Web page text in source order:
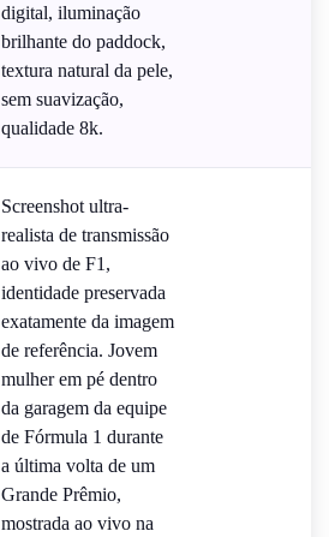
digital, iluminação
brilhante do paddock,
textura natural da pele,
sem suavização,
qualidade 8k.
Screenshot ultra-
realista de transmissão
ao vivo de F1,
identidade preservada
exatamente da imagem
de referência. Jovem
mulher em pé dentro
da garagem da equipe
de Fórmula 1 durante
a última volta de um
Grande Prêmio,
mostrada ao vivo na